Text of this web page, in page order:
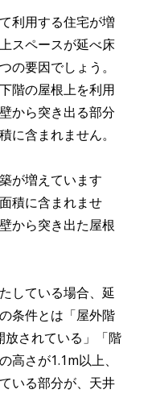
利用する住宅が増
スペースが延べ床
の要因でしょう。
階の屋根上を利用
から突き出る部分
に含まれません。
が増えています
積に含まれませ
から突き出た屋根
している場合、延
条件とは「屋外階
されている」「階
高さが1.1m以上、
いる部分が、天井